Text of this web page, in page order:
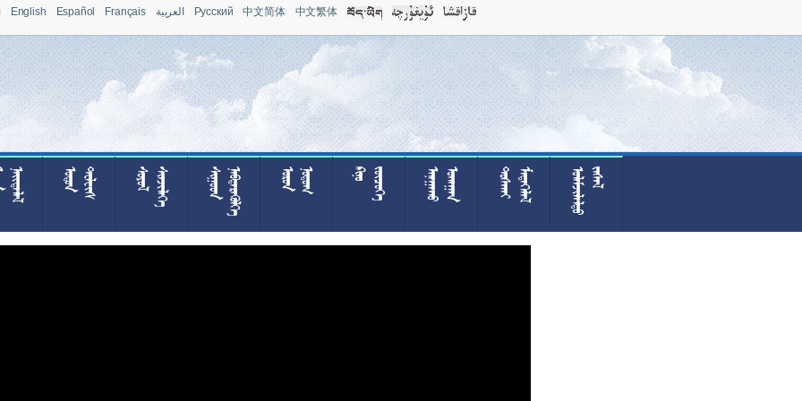
English Español Français العربية Pусский 中文简体 中文繁体
 







  











  














  






  







  










 












  













 